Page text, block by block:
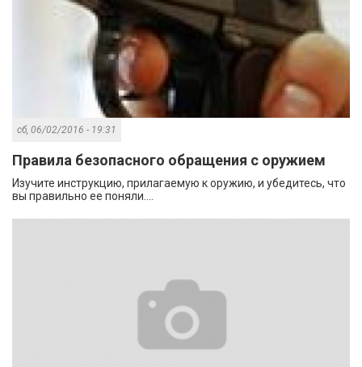
сб, 06/02/2016 - 19:31
Правила безопасного обращения с оружием
Изучите инструкцию, прилагаемую к оружию, и убедитесь, что
вы правильно ее поняли....